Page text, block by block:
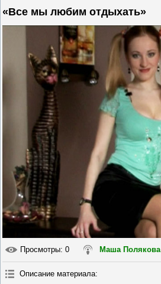
«Все мы любим отдыхать»
Просмотры: 0 Маша Полякова
Описание материала: